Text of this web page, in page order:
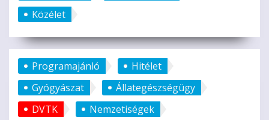
Közélet
Programajánló
Hitélet
Gyógyászat
Állategészségügy
DVTK
Nemzetiségek